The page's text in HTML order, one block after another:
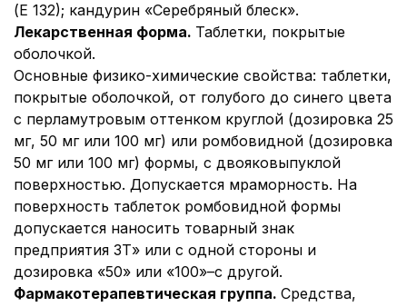
(Е 132); кандурин «Серебряный блеск».
Лекарственная форма. Таблетки, покрытые
оболочкой.
Основные физико-химические свойства: таблетки,
покрытые оболочкой, от голубого до синего цвета
с перламутровым оттенком круглой (дозировка 25
мг, 50 мг или 100 мг) или ромбовидной (дозировка
50 мг или 100 мг) формы, с двояковыпуклой
поверхностью. Допускается мраморность. На
поверхность таблеток ромбовидной формы
допускается наносить товарный знак
предприятия ЗТ» или с одной стороны и
дозировка «50» или «100»–с другой.
Фармакотерапевтическая группа. Средства,